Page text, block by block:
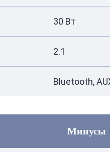
30 Вт
2.1
Bluetooth,
Минусы